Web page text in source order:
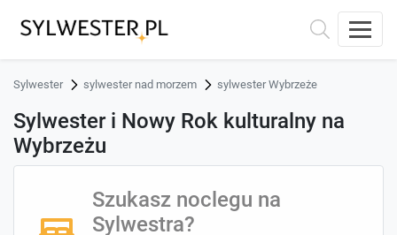
Sylwester sylwester nad morzem sylwester Wybrzeże
Sylwester i Nowy Rok kulturalny na
Wybrzeżu
Szukasz noclegu na
Sylwestra?